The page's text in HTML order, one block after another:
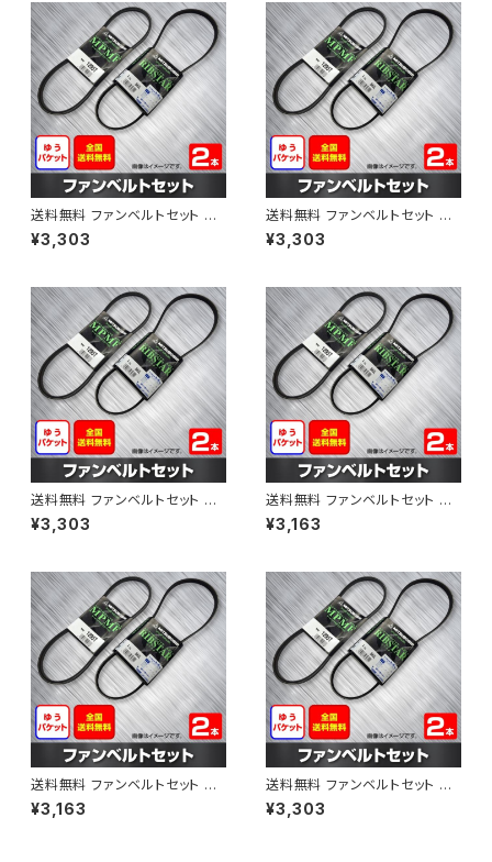
送料無料 ファンベルトセット ト
ヨタ プロボックス 型式NCP50
V H24.01～ （国内トップメーカ
¥3,303
送料無料 ファンベルトセット ト
ヨタ プロボックス 型式NCP51V
H24.01～ （国内トップメーカ
¥3,303
送料無料 ファンベルトセット ト
ヨタ プロボックス 型式NCP58
G H24.01～ （国内トップメーカ
¥3,303
送料無料 ファンベルトセット ト
ヨタ プロボックス 型式NCP51V
H15.06～H24.02 （国内トップ
¥3,163
送料無料 ファンベルトセット ト
ヨタ プロボックス 型式NCP50
V H24.03～ （国内トップメーカ
¥3,163
送料無料 ファンベルトセット ト
ヨタ プロボックス 型式NCP58
G H24.01～ （国内トップメーカ
¥3,303